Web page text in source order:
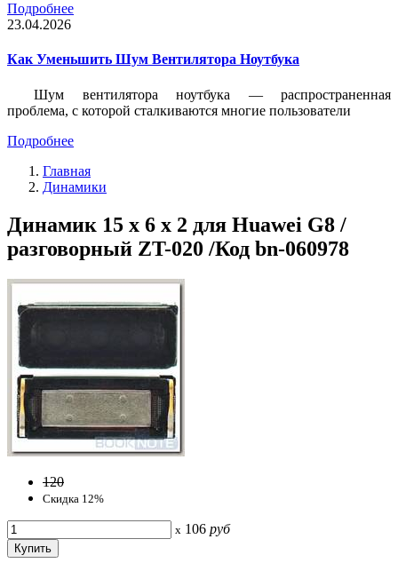
Подробнее
23.04.2026
Как Уменьшить Шум Вентилятора Ноутбука
Шум вентилятора ноутбука — распространенная
проблема, с которой сталкиваются многие пользователи
Подробнее
Главная
Динамики
Динамик 15 x 6 x 2 для Huawei G8 /
разговорный ZT-020 /Код bn-060978
120
Скидка 12%
x 106 руб